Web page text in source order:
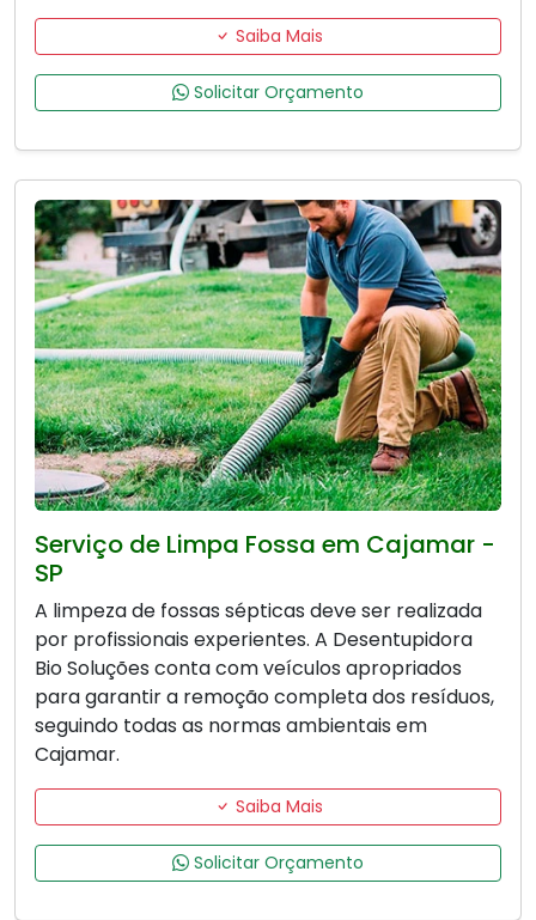
Saiba Mais
Solicitar Orçamento
Serviço de Limpa Fossa em Cajamar -
SP
A limpeza de fossas sépticas deve ser realizada
por profissionais experientes. A Desentupidora
Bio Soluções conta com veículos apropriados
para garantir a remoção completa dos resíduos,
seguindo todas as normas ambientais em
Cajamar.
Saiba Mais
Solicitar Orçamento